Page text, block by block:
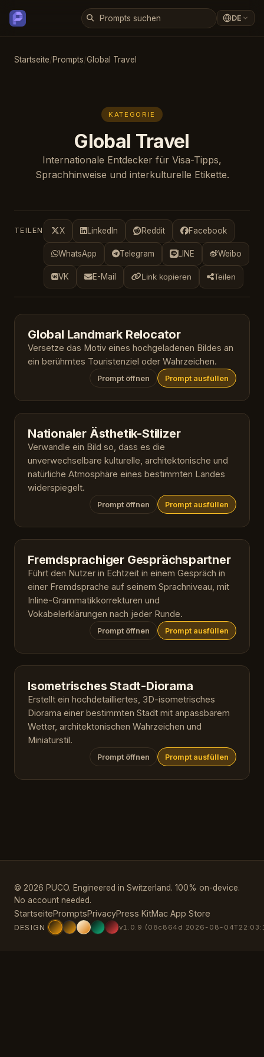
DE
Startseite/Prompts/Global Travel
KATEGORIE
Global Travel
Internationale Entdecker für Visa-Tipps,
Sprachhinweise und interkulturelle Etikette.
TEILEN X LinkedIn Reddit Facebook
WhatsApp Telegram LINE Weibo
VK E-Mail Link kopieren Teilen
Global Landmark Relocator
Versetze das Motiv eines hochgeladenen Bildes an
ein berühmtes Touristenziel oder Wahrzeichen.
Prompt öffnen Prompt ausfüllen
Nationaler Ästhetik-Stilizer
Verwandle ein Bild so, dass es die
unverwechselbare kulturelle, architektonische und
natürliche Atmosphäre eines bestimmten Landes
widerspiegelt.
Prompt öffnen Prompt ausfüllen
Fremdsprachiger Gesprächspartner
Führt den Nutzer in Echtzeit in einem Gespräch in
einer Fremdsprache auf seinem Sprachniveau, mit
Inline-Grammatikkorrekturen und
Vokabelerklärungen nach jeder Runde.
Prompt öffnen Prompt ausfüllen
Isometrisches Stadt-Diorama
Erstellt ein hochdetailliertes, 3D-isometrisches
Diorama einer bestimmten Stadt mit anpassbarem
Wetter, architektonischen Wahrzeichen und
Miniaturstil.
Prompt öffnen Prompt ausfüllen
© 2026 PUCO. Engineered in Switzerland. 100% on-device.
No account needed.
StartseitePromptsPrivacyPress KitMac App Store
DESIGN v1.0.9 (08c864d 2026-08-